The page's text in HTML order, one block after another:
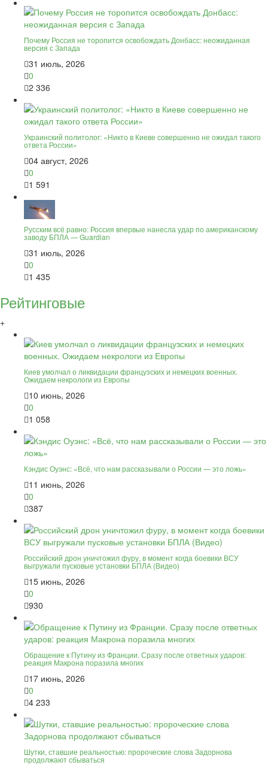
Почему Россия не торопится освобождать Донбасс: неожиданная
версия с Запада
31 июль, 2026
0
2 336
Украинский политолог: «Никто в Киеве совершенно не ожидал такого
ответа России»
04 август, 2026
0
1 591
Русским всё равно: Россия впервые нанесла удар по американскому
заводу БПЛА — Guardian
31 июль, 2026
0
1 435
Рейтинговые
+
Киев умолчал о ликвидации французских и немецких военных.
Ожидаем некрологи из Европы
10 июнь, 2026
0
1 058
Кэндис Оуэнс: «Всё, что нам рассказывали о России — это ложь»
11 июнь, 2026
0
387
Российский дрон уничтожил фуру, в момент когда боевики ВСУ
выгружали пусковые установки БПЛА (Видео)
15 июнь, 2026
0
930
Обращение к Путину из Франции. Сразу после ответных ударов:
реакция Макрона поразила многих
17 июнь, 2026
0
4 233
Шутки, ставшие реальностью: пророческие слова Задорнова
продолжают сбываться